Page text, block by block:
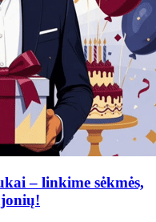
– linkime sėkmės,